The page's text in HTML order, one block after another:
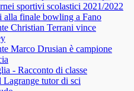
sportivi scolastici 2021/2022
alla finale bowling a Fano
Christian Terrani vince
Marco Drusian è campione
- Racconto di classe
Lagrange tutor di sci